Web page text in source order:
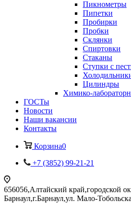
Пикнометры
Пипетки
Пробирки
Пробки
Склянки
Спиртовки
Стаканы
Ступки с
Цилиндры
Химико-
ГОСТы
Новости
Наши вакансии
Контакты
Корзина0
+7 (3852) 99-21-21
656056,Алтайский край,городской
Барнаул,г.Барнаул,ул. Мало-